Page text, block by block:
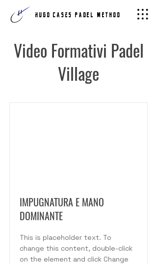
hugo cases PADEL METHOD
Video Formativi Padel
Village
IMPUGNATURA E MANO
DOMINANTE
This is placeholder text. To
change this content, double-click
on the element and click Change